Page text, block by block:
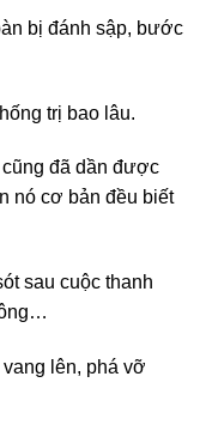
bị đánh sập, bước
trị bao lâu.
cũng đã dần được
nó cơ bản đều biết
sau cuộc thanh
vang lên, phá vỡ